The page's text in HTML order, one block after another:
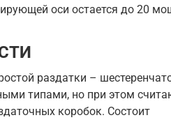
оси остается до 20
раздатки –
типами, но при этом
коробок. Состоит